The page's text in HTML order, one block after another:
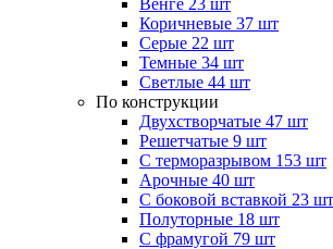
Венге 23 шт
Коричневые 37 шт
Серые 22 шт
Темные 34 шт
Светлые 44 шт
По конструкции
Двухстворчатые 47 шт
Решетчатые 9 шт
С терморазрывом 153 шт
Арочные 40 шт
С боковой вставкой 23 шт
Полуторные 18 шт
С фрамугой 79 шт